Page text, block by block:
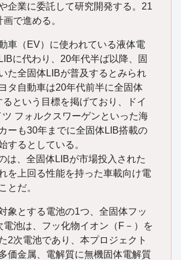
企業に委託して研究開発する。21
で進める。
車（EV）に使われている液体電
に代わり、20年代半ば以降、固
た全固体LIBが普及するとみられ
タ自動車は20年代前半に全固体
るという目標を掲げており、ドイ
フォルクスワーゲンといった海
ーも30年までに全固体LIB搭載の
するとしている。
は、全固体LIBが市場投入された
を上回る性能を持った車載向け電
とだ。
象とする電池の1つ、全固体フッ
電池は、フッ化物イオン（F－）を
2次電池であり、本プロジェクト
価金属、電解質に無機固体電解質